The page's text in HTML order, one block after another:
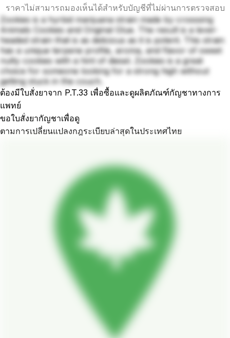
ราคาไม่สามารถมองเห็นได้สำหรับบัญชีที่ไม่ผ่านการตรวจสอบ
Zookies is a hyrbid marijuana strain made by crosssing
Animals Cookies and Original Glue. The result is a level-
headed strain that is as delicious as it is potent. This strain
has a unique terpene profile, aroma, and flavor of sweet
nutty cookies with a hint of diesel. Zookies is a great
choice for someone looking for a strong high without
getting stuck in the couch.
ต้องมีใบสั่งยาจาก P.T.33 เพื่อซื้อและดูผลิตภัณฑ์กัญชาทางการ
แพทย์
ขอใบสั่งยากัญชาเพื่อดู
ตามการเปลี่ยนแปลงกฎระเบียบล่าสุดในประเทศไทย